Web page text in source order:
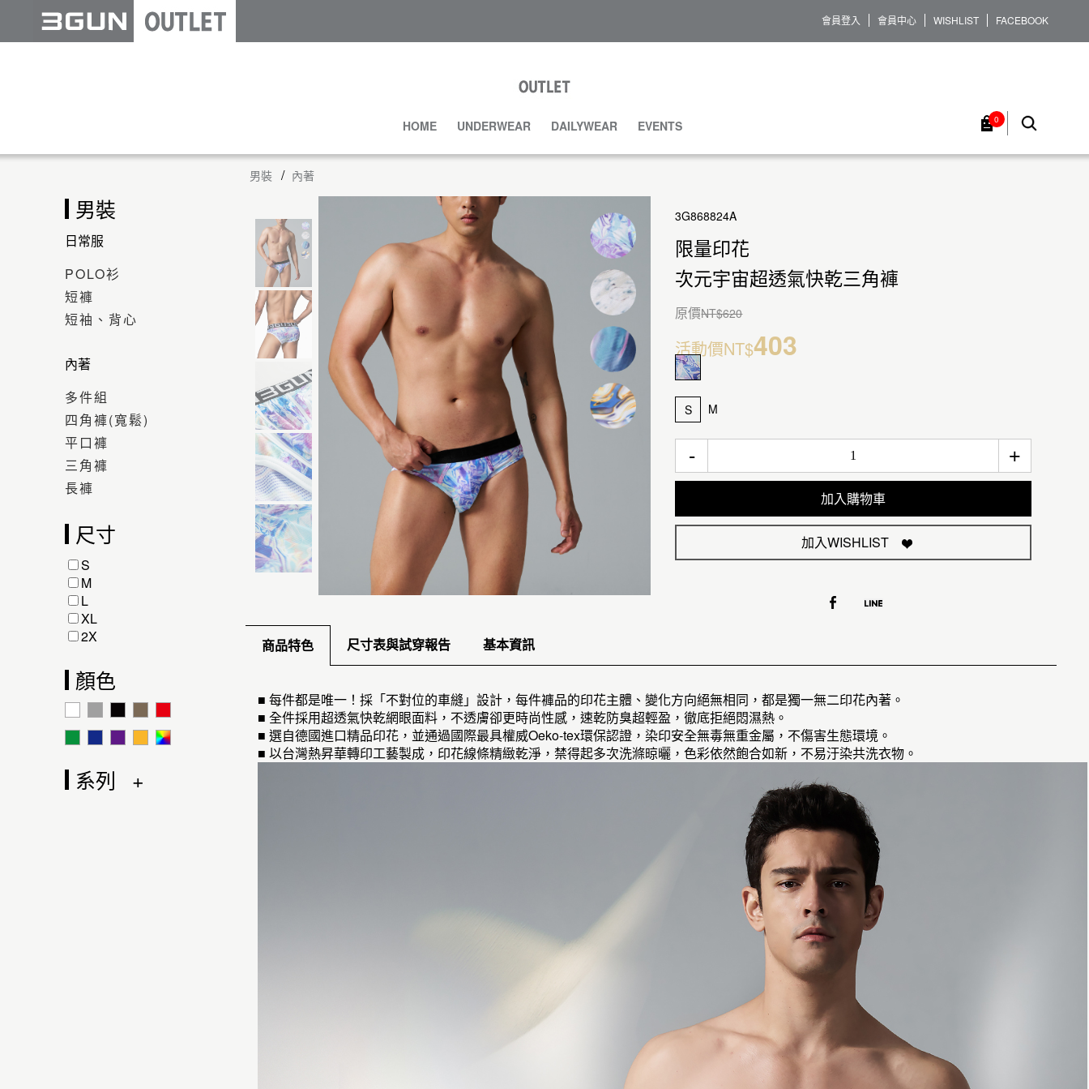
會員登入 會員中心 WISHLIST FACEBOOK
HOME UNDERWEAR DAILYWEAR EVENTS 0
男裝
日常服
POLO衫
短褲
短袖、背心
內著
多件組
四角褲(寬鬆)
平口褲
三角褲
長褲
尺寸
S
M
L
XL
2X
顏色
系列
男裝 內著
3G868824A
限量印花
次元宇宙超透氣快乾三角褲
原價NT$620
活動價NT$403
S M
- +
加入購物車
加入WISHLIST
商品特色 尺寸表與試穿報告 基本資訊
■ 每件都是唯一！採「不對位的車縫」設計，每件褲品的印花主體、變化方向絕無相同，都是獨一無二印花內著。
■ 全件採用超透氣快乾網眼面料，不透膚卻更時尚性感，速乾防臭超輕盈，徹底拒絕悶濕熱。
■ 選自德國進口精品印花，並通過國際最具權威Oeko-tex環保認證，染印安全無毒無重金屬，不傷害生態環境。
■ 以台灣熱昇華轉印工藝製成，印花線條精緻乾淨，禁得起多次洗滌晾曬，色彩依然飽合如新，不易汙染共洗衣物。